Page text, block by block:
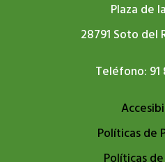
Plaza de
28791 Soto del
Teléfono: 91
Políticas de